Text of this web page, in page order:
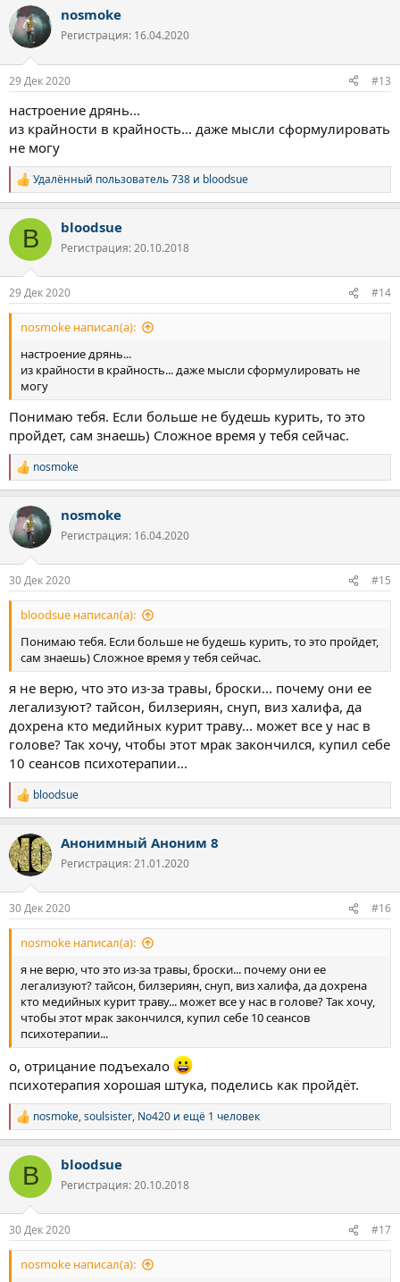
к
ц
и
nosmoke
Регистрация: 16.04.2020
29 Дек 2020 #13
настроение дрянь...
из крайности в крайность... даже мысли сформулировать
не могу
Р
е
к
и
Удалённый пользователь 738 и bloodsue
B bloodsue
Регистрация: 20.10.2018
29 Дек 2020 #14
nosmoke написал(а):
настроение дрянь...
из крайности в крайность... даже мысли сформулировать не
могу
Понимаю тебя. Если больше не будешь курить, то это
пройдет, сам знаешь) Сложное время у тебя сейчас.
Р
е
к
ц
и
nosmoke
nosmoke
Регистрация: 16.04.2020
30 Дек 2020 #15
bloodsue написал(а):
Понимаю тебя. Если больше не будешь курить, то это пройдет,
сам знаешь) Сложное время у тебя сейчас.
я не верю, что это из-за травы, броски... почему они ее
легализуют? тайсон, билзериян, снуп, виз халифа, да
дохрена кто медийных курит траву... может все у нас в
голове? Так хочу, чтобы этот мрак закончился, купил себе
10 сеансов психотерапии...
Р
е
к
ц
и
bloodsue
Анонимный Аноним 8
Регистрация: 21.01.2020
30 Дек 2020 #16
nosmoke написал(а):
я не верю, что это из-за травы, броски... почему они ее
легализуют? тайсон, билзериян, снуп, виз халифа, да дохрена
кто медийных курит траву... может все у нас в голове? Так хочу,
чтобы этот мрак закончился, купил себе 10 сеансов
психотерапии...
о, отрицание подъехало
психотерапия хорошая штука, поделись как пройдёт.
Р
е
к
и
nosmoke,soulsister, No420 и ещё 1 человек
B bloodsue
Регистрация: 20.10.2018
30 Дек 2020 #17
nosmoke написал(а):